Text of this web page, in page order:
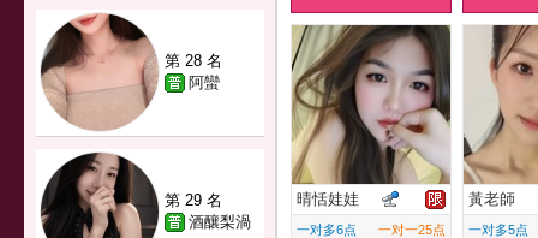
第 28 名
阿蠻
第 29 名
酒釀梨渦
晴恬娃娃
一对多6点 一对一25点
黃老師
一对多5点